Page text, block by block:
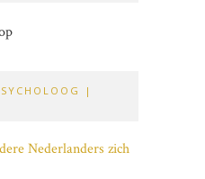
|
Nederlanders zich